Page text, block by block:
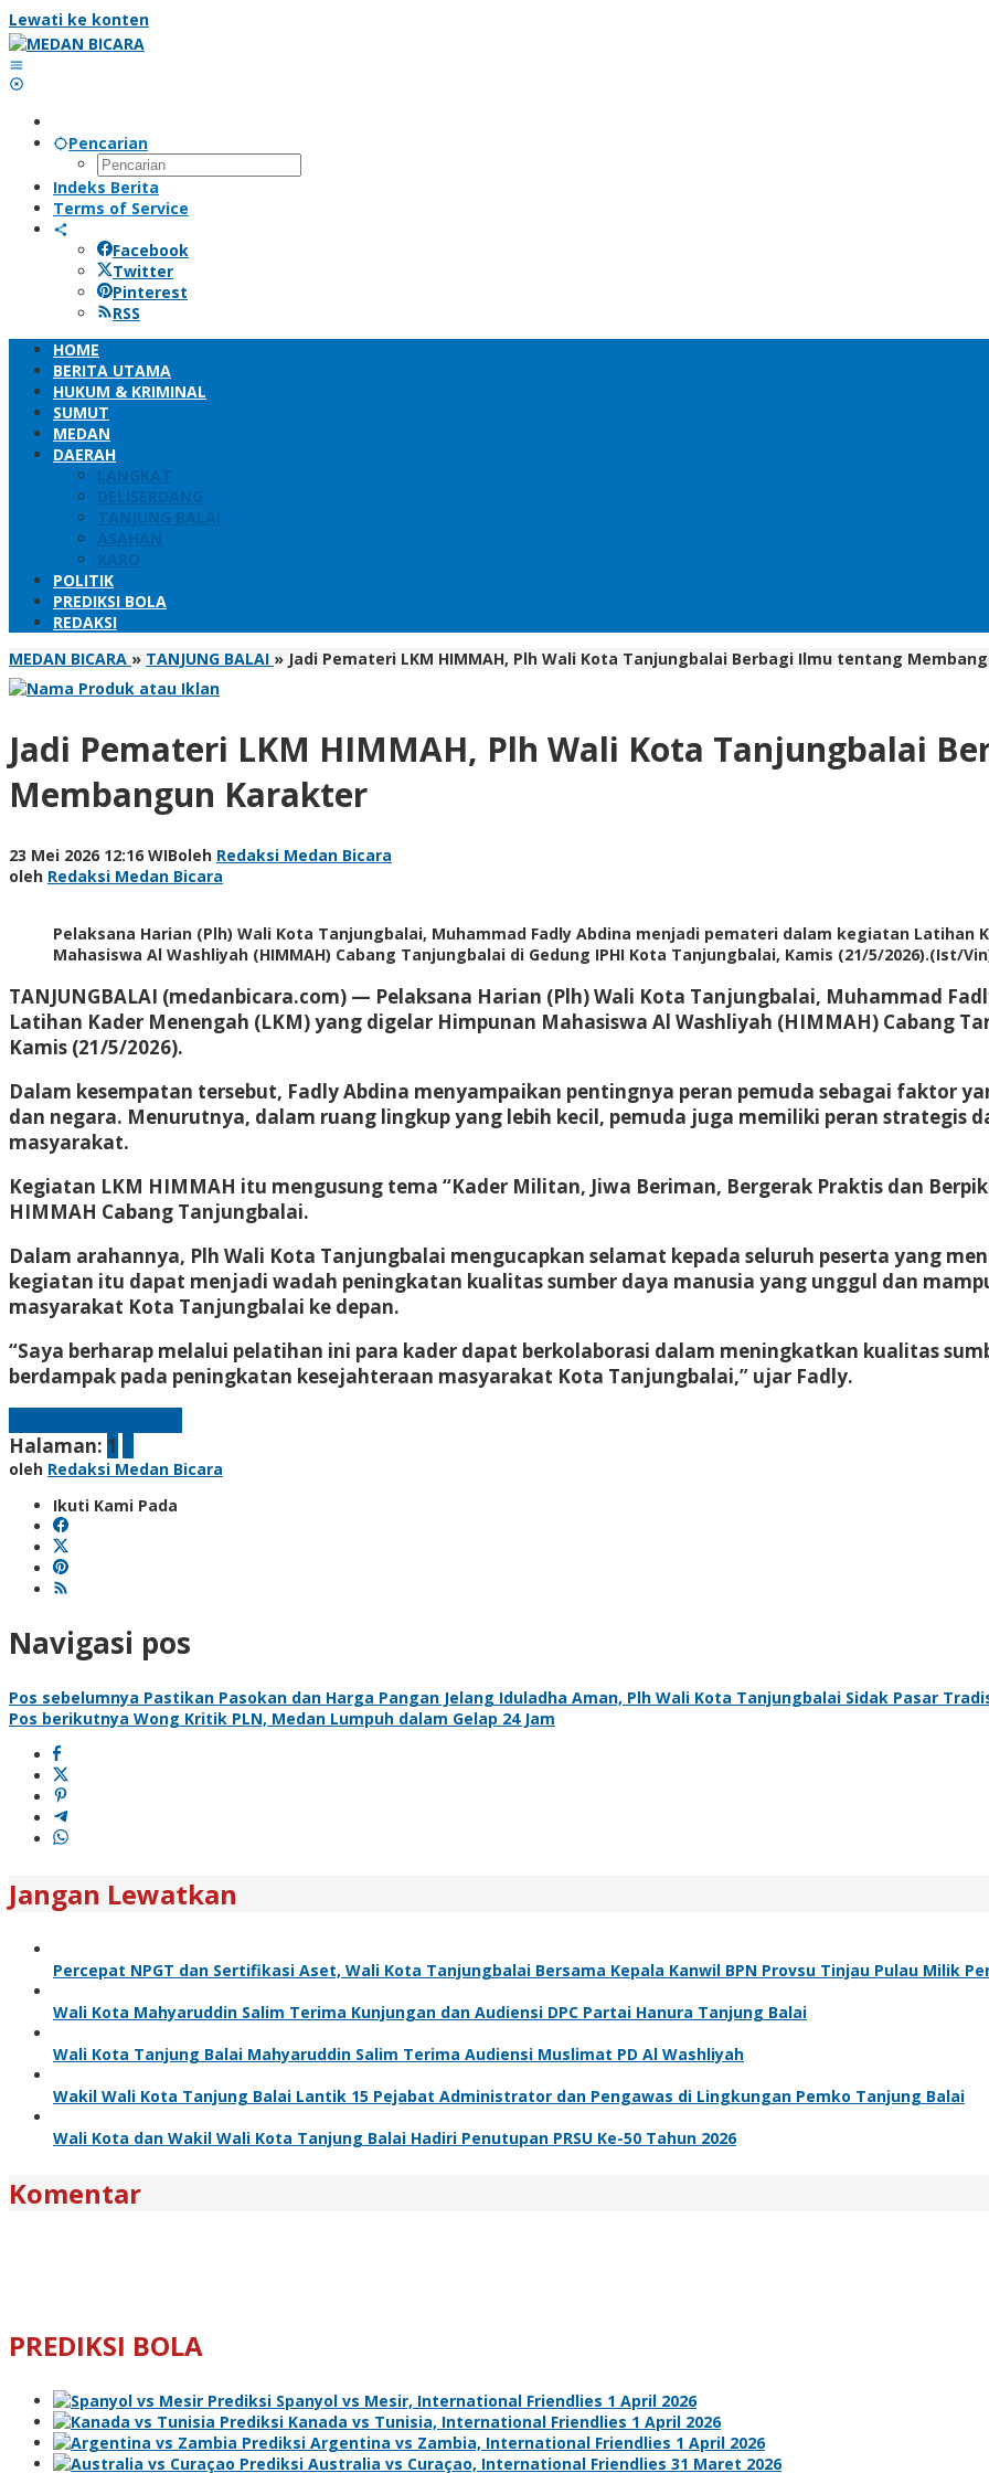
Lewati ke konten
Pencarian
Indeks Berita
Terms of Service
Facebook
Twitter
Pinterest
RSS
HOME
BERITA UTAMA
HUKUM & KRIMINAL
SUMUT
MEDAN
DAERAH
LANGKAT
DELISERDANG
TANJUNG BALAI
ASAHAN
KARO
POLITIK
PREDIKSI BOLA
REDAKSI
MEDAN BICARA » TANJUNG BALAI » Jadi Pemateri LKM HIMMAH, Plh Wali Kota Tanjungbalai Berbagi Ilmu tentang
Jadi Pemateri LKM HIMMAH, Plh Wali Kota Tanjungbalai
Membangun Karakter
23 Mei 2026 12:16 WIBoleh Redaksi Medan Bicara
oleh Redaksi Medan Bicara
Pelaksana Harian (Plh) Wali Kota Tanjungbalai, Muhammad Fadly Abdina menjadi pemateri dalam kegiatan Latihan
Mahasiswa Al Washliyah (HIMMAH) Cabang Tanjungbalai di Gedung IPHI Kota Tanjungbalai, Kamis (21/5/2026).(Ist/
TANJUNGBALAI (medanbicara.com) — Pelaksana Harian (Plh) Wali Kota Tanjungbalai, Muhammad
Latihan Kader Menengah (LKM) yang digelar Himpunan Mahasiswa Al Washliyah (HIMMAH) Cabang
Kamis (21/5/2026).
Dalam kesempatan tersebut, Fadly Abdina menyampaikan pentingnya peran pemuda sebagai faktor
dan negara. Menurutnya, dalam ruang lingkup yang lebih kecil, pemuda juga memiliki peran strategis
masyarakat.
Kegiatan LKM HIMMAH itu mengusung tema “Kader Militan, Jiwa Beriman, Bergerak Praktis dan
HIMMAH Cabang Tanjungbalai.
Dalam arahannya, Plh Wali Kota Tanjungbalai mengucapkan selamat kepada seluruh peserta yang
kegiatan itu dapat menjadi wadah peningkatan kualitas sumber daya manusia yang unggul dan
masyarakat Kota Tanjungbalai ke depan.
“Saya berharap melalui pelatihan ini para kader dapat berkolaborasi dalam meningkatkan kualitas
berdampak pada peningkatan kesejahteraan masyarakat Kota Tanjungbalai,” ujar Fadly.
Halaman: 1
oleh Redaksi Medan Bicara
Ikuti Kami Pada
Navigasi pos
Pos sebelumnya Pastikan Pasokan dan Harga Pangan Jelang Iduladha Aman, Plh Wali Kota Tanjungbalai Sidak Pasar
Pos berikutnya Wong Kritik PLN, Medan Lumpuh dalam Gelap 24 Jam
Jangan Lewatkan
Percepat NPGT dan Sertifikasi Aset, Wali Kota Tanjungbalai Bersama Kepala Kanwil BPN Provsu Tinjau Pulau Milik
Wali Kota Mahyaruddin Salim Terima Kunjungan dan Audiensi DPC Partai Hanura Tanjung Balai
Wali Kota Tanjung Balai Mahyaruddin Salim Terima Audiensi Muslimat PD Al Washliyah
Wakil Wali Kota Tanjung Balai Lantik 15 Pejabat Administrator dan Pengawas di Lingkungan Pemko Tanjung Balai
Wali Kota dan Wakil Wali Kota Tanjung Balai Hadiri Penutupan PRSU Ke-50 Tahun 2026
Komentar
PREDIKSI BOLA
Prediksi Spanyol vs Mesir, International Friendlies 1 April 2026
Prediksi Kanada vs Tunisia, International Friendlies 1 April 2026
Prediksi Argentina vs Zambia, International Friendlies 1 April 2026
Prediksi Australia vs Curaçao, International Friendlies 31 Maret 2026